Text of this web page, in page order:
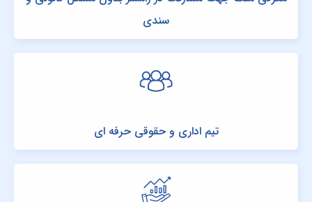
سندی
تیم اداری و حقوقی حرفه ای